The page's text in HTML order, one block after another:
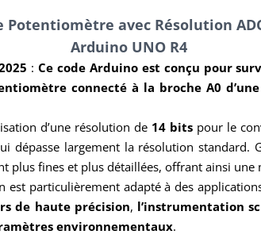
Potentiomètre avec Résolution
Arduino UNO R4
:Ce code Arduino est conçu pour
connecté à la broche A0
d’une résolution de 14 bits pour le
dépasse largement la résolution standard.
plus fines et plus détaillées, offrant ainsi une
est particulièrement adapté à des
de haute précision, l’instrumentation
environnementaux.